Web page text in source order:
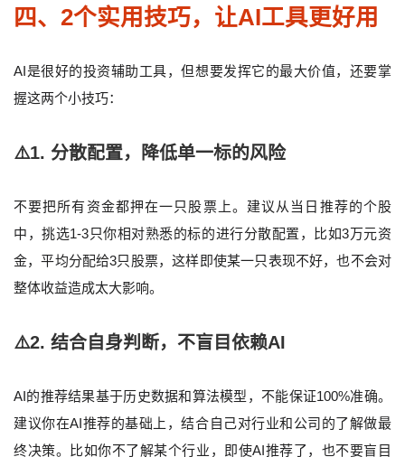
四、2个实用技巧，让AI工具更好用
AI是很好的投资辅助工具，但想要发挥它的最大价值，还要掌
握这两个小技巧：
⚠️1. 分散配置，降低单一标的风险
不要把所有资金都押在一只股票上。建议从当日推荐的个股
中，挑选1-3只你相对熟悉的标的进行分散配置，比如3万元资
金，平均分配给3只股票，这样即使某一只表现不好，也不会对
整体收益造成太大影响。
⚠️2. 结合自身判断，不盲目依赖AI
AI的推荐结果基于历史数据和算法模型，不能保证100%准确。
建议你在AI推荐的基础上，结合自己对行业和公司的了解做最
终决策。比如你不了解某个行业，即使AI推荐了，也不要盲目